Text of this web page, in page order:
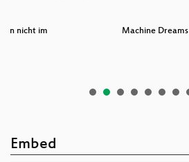
nicht im
Machine Dreams
Embed